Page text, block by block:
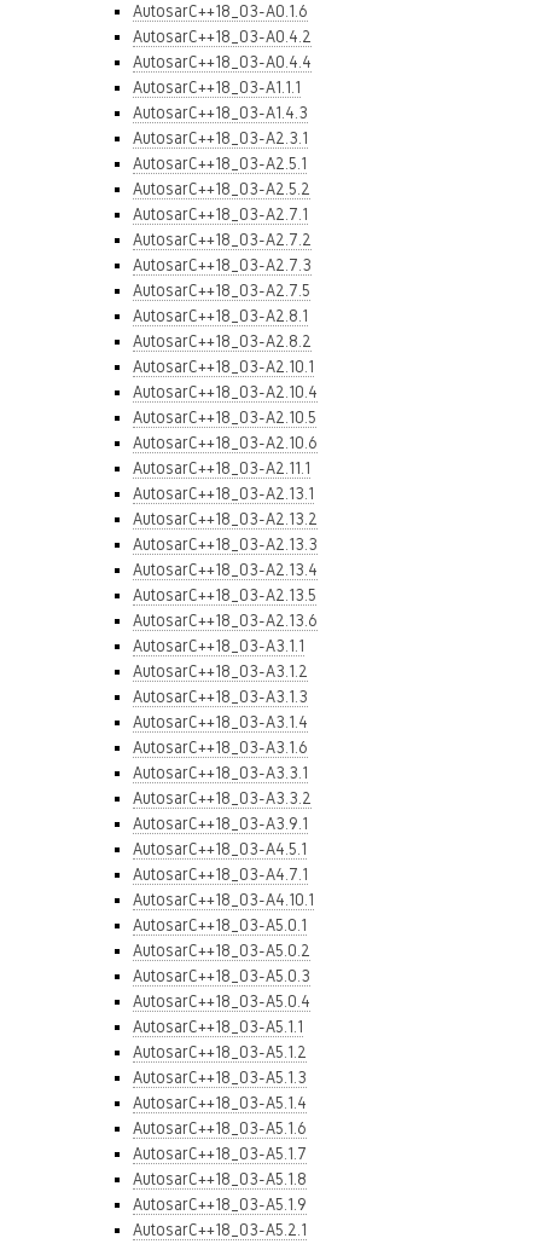
AutosarC++18_03-A0.1.6
AutosarC++18_03-A0.4.2
AutosarC++18_03-A0.4.4
AutosarC++18_03-A1.1.1
AutosarC++18_03-A1.4.3
AutosarC++18_03-A2.3.1
AutosarC++18_03-A2.5.1
AutosarC++18_03-A2.5.2
AutosarC++18_03-A2.7.1
AutosarC++18_03-A2.7.2
AutosarC++18_03-A2.7.3
AutosarC++18_03-A2.7.5
AutosarC++18_03-A2.8.1
AutosarC++18_03-A2.8.2
AutosarC++18_03-A2.10.1
AutosarC++18_03-A2.10.4
AutosarC++18_03-A2.10.5
AutosarC++18_03-A2.10.6
AutosarC++18_03-A2.11.1
AutosarC++18_03-A2.13.1
AutosarC++18_03-A2.13.2
AutosarC++18_03-A2.13.3
AutosarC++18_03-A2.13.4
AutosarC++18_03-A2.13.5
AutosarC++18_03-A2.13.6
AutosarC++18_03-A3.1.1
AutosarC++18_03-A3.1.2
AutosarC++18_03-A3.1.3
AutosarC++18_03-A3.1.4
AutosarC++18_03-A3.1.6
AutosarC++18_03-A3.3.1
AutosarC++18_03-A3.3.2
AutosarC++18_03-A3.9.1
AutosarC++18_03-A4.5.1
AutosarC++18_03-A4.7.1
AutosarC++18_03-A4.10.1
AutosarC++18_03-A5.0.1
AutosarC++18_03-A5.0.2
AutosarC++18_03-A5.0.3
AutosarC++18_03-A5.0.4
AutosarC++18_03-A5.1.1
AutosarC++18_03-A5.1.2
AutosarC++18_03-A5.1.3
AutosarC++18_03-A5.1.4
AutosarC++18_03-A5.1.6
AutosarC++18_03-A5.1.7
AutosarC++18_03-A5.1.8
AutosarC++18_03-A5.1.9
AutosarC++18_03-A5.2.1